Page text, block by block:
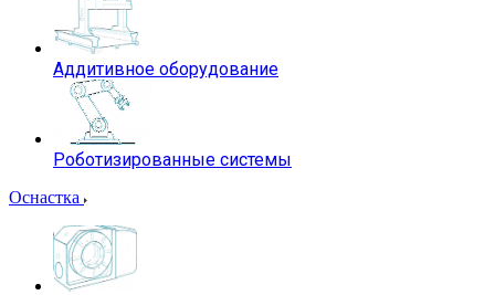
Аддитивное оборудование
Роботизированные системы
Оснастка